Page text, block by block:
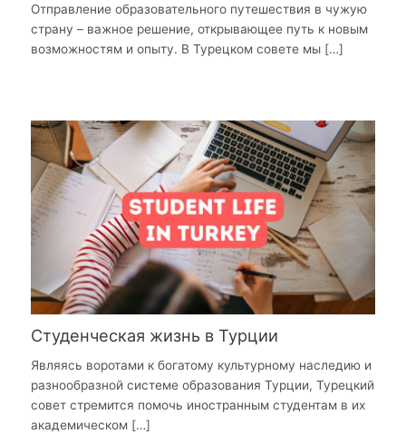
Отправление образовательного путешествия в чужую
страну – важное решение, открывающее путь к новым
возможностям и опыту. В Турецком совете мы […]
Студенческая жизнь в Турции
Являясь воротами к богатому культурному наследию и
разнообразной системе образования Турции, Турецкий
совет стремится помочь иностранным студентам в их
академическом […]